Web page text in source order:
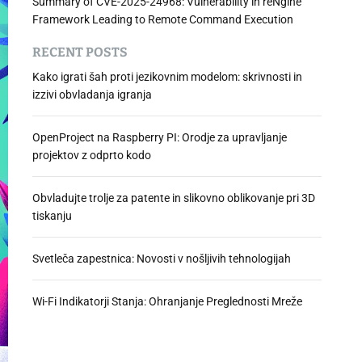
Framework Leading to Remote Command Execution
RECENT POSTS
Kako igrati šah proti jezikovnim modelom: skrivnosti in
izzivi obvladanja igranja
OpenProject na Raspberry PI: Orodje za upravljanje
projektov z odprto kodo
Obvladujte trolje za patente in slikovno oblikovanje pri 3D
tiskanju
Svetleča zapestnica: Novosti v nošljivih tehnologijah
Wi-Fi Indikatorji Stanja: Ohranjanje Preglednosti Mreže